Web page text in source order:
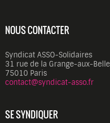
NOUS CONTACTER
Syndicat ASSO-Solidaires
31 rue de la Grange-aux-
75010 Paris
contact@syndicat-asso.fr
SE SYNDIQUER